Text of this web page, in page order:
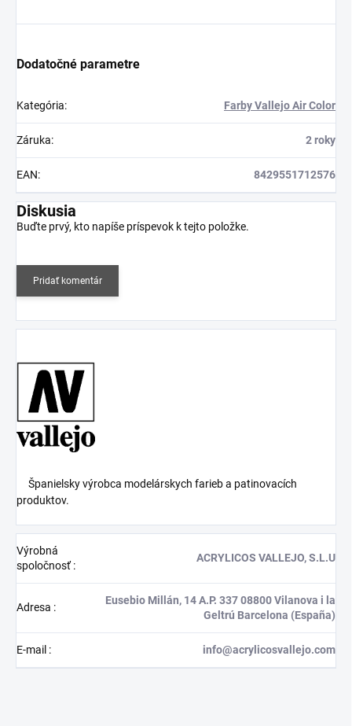
Dodatočné parametre
Kategória: Farby Vallejo Air Color
Záruka: 2 roky
EAN: 8429551712576
Diskusia
Buďte prvý, kto napíše príspevok k tejto položke.
Pridať komentár
Španielsky výrobca modelárskych farieb a patinovacích
produktov.
Výrobná
spoločnosť:
ACRYLICOS VALLEJO, S.L.U
Adresa :
Eusebio Millán, 14 A.P. 337 08800 Vilanova i la
Geltrú Barcelona (España)
E-mail : info@acrylicosvallejo.com